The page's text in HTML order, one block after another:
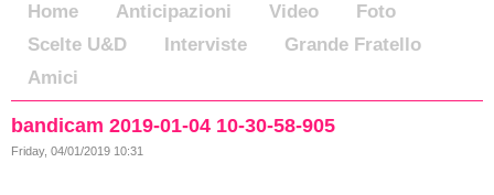
Home Anticipazioni Video
Foto
Scelte U&D
Interviste
Grande Fratello
Amici
bandicam 2019-01-04 10-30-58-905
Friday, 04/01/2019 10:31